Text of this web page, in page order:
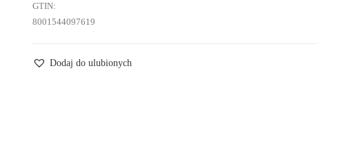
GTIN:
8001544097619
Dodaj do ulubionych